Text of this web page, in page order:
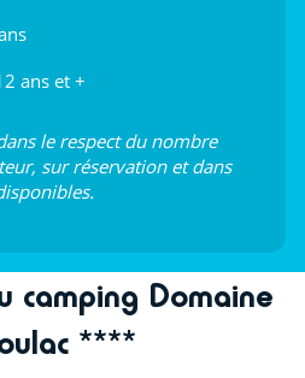
ans et +
le respect du nombre
sur réservation et dans
camping Domaine
****